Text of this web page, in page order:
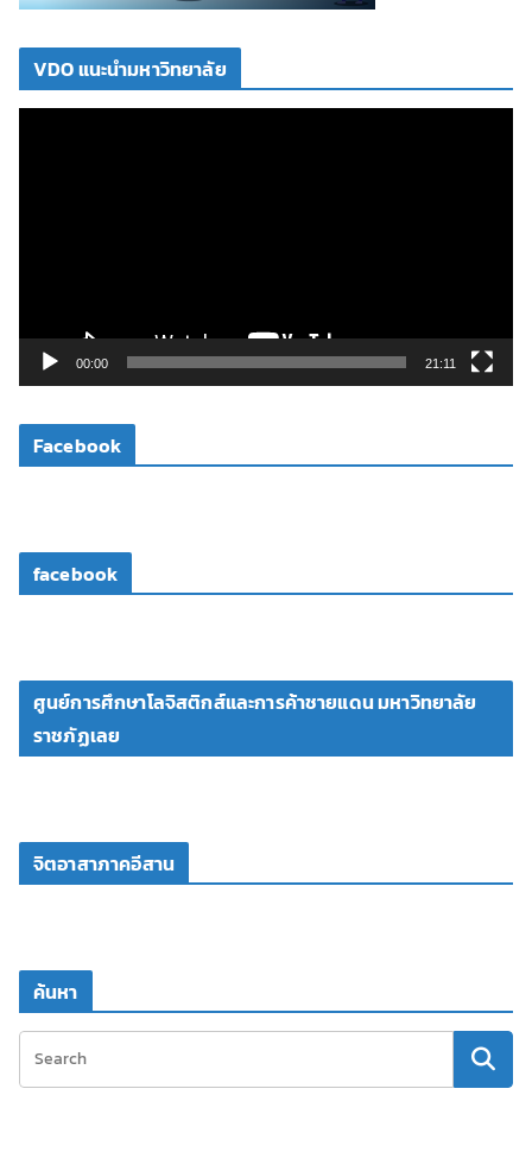
VDO แนะนำมหาวิทยาลัย
ดี
00:00 21:11
Facebook
facebook
ศูนย์การศึกษาโลจิสติกส์และการค้าชายแดน มหาวิทยาลัย
ราชภัฏเลย
จิตอาสาภาคอีสาน
ค้นหา